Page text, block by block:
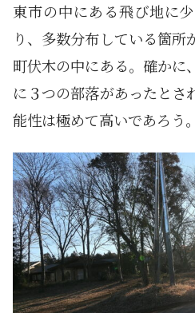
東市の中にある飛び地に
り、多数分布している箇
町伏木の中にある。確かに
に３つの部落があったとさ
能性は極めて高いであろう。